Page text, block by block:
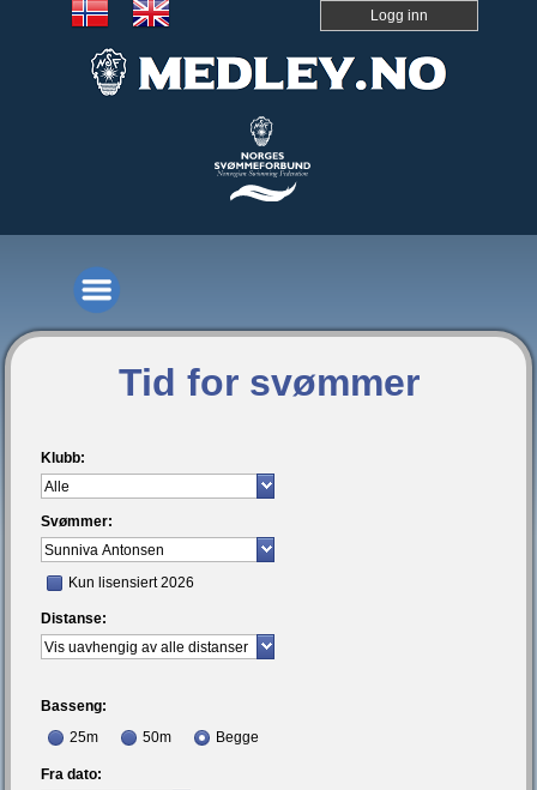
Logg inn
Tid for svømmer
Klubb:
Svømmer:
Kun lisensiert 2026
Distanse:
Basseng:
25m
50m Begge
Fra dato: